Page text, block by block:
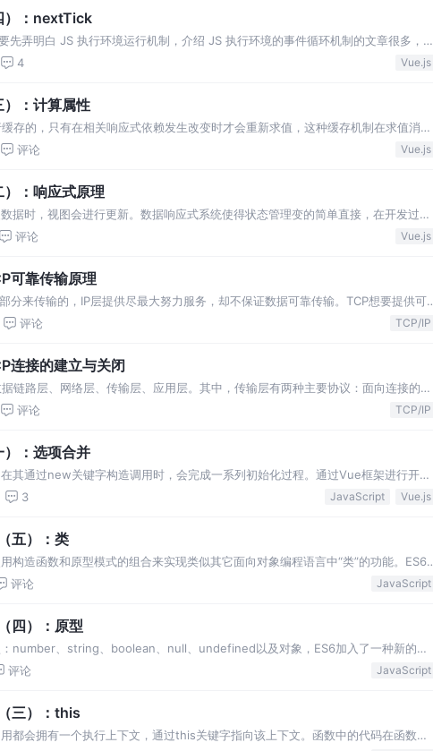
）：nextTick
弄明白 JS 执行环境运行机制，介绍 JS 执行环境的事件循环机制的文章很多，大
文章说的是错误的，以下为个人理解，如有错误，欢迎指正。 GUI 渲染线程解析
4 Vue.js
：计算属性
存的，只有在相关响应式依赖发生改变时才会重新求值，这种缓存机制在求值消耗
。 Vue 在做数据初始化时，通过 initComputed() 方法初始化计算属性。 首先将
评论 Vue.js
：响应式原理
据时，视图会进行更新。数据响应式系统使得状态管理变的简单直接，在开发过程
学习其中的原理十分有必要，能够回避一些常见的问题，使开发变的更为高效。
评论 Vue.js
可靠传输原理
分来传输的，IP层提供尽最大努力服务，却不保证数据可靠传输。TCP想要提供可
不可靠的传输信道提供可靠传输服务。比如：出现差错时，让发送方重传数据；接
评论 TCP/IP
连接的建立与关闭
链路层、网络层、传输层、应用层。其中，传输层有两种主要协议：面向连接的
传输控制协议）、无连接的UDP（User Datagram Protocol 用户数据报协
评论 TCP/IP
：选项合并
其通过new关键字构造调用时，会完成一系列初始化过程。通过Vue框架进行开
入不同的参数选项来完成的。参数选项往往需要加以合并，主要有两种情况： Vue
3 JavaScript Vue.js
五）：类
构造函数和原型模式的组合来实现类似其它面向对象编程语言中“类”的功能。ES6
面向对象编程语言靠拢，其实质只是一个语法糖，绝大部分功能ES5都可以实现。
评论 JavaScript
四）：原型
number、string、boolean、null、undefined以及对象，ES6加入了一种新的数
类型，其他数据类型称为基础类型。在面向对象编程的语言中，对象一般是由类实
评论 JavaScript
三）：this
都会拥有一个执行上下文，通过this关键字指向该上下文。函数中的代码在函数定